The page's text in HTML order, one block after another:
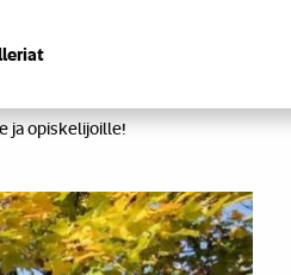
ja opiskelijoille!